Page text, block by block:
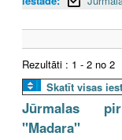
Rezultāti : 1 - 2 no 2
Skatīt visas
Jūrmalas
"Madara"